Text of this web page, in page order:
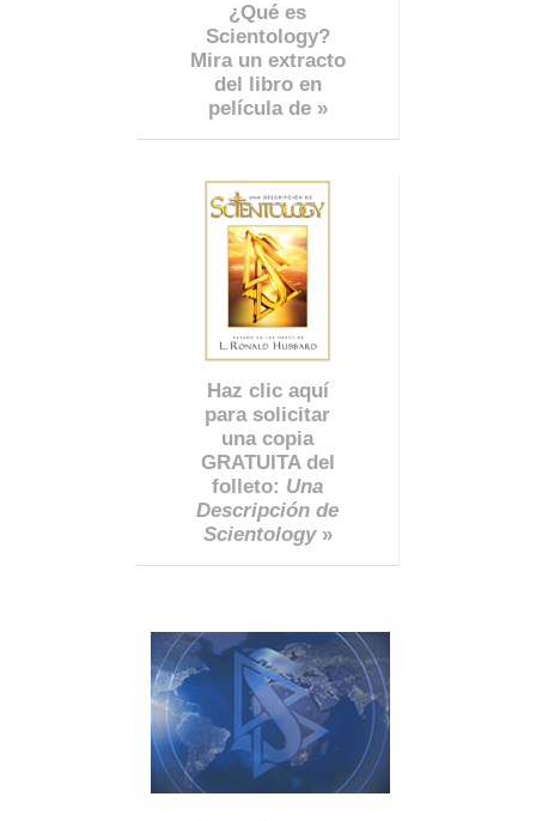
¿Qué es
Scientology?
Mira un extracto
del libro en
película de »
Haz clic aquí
para solicitar
una copia
GRATUITA del
folleto: Una
Descripción de
Scientology»